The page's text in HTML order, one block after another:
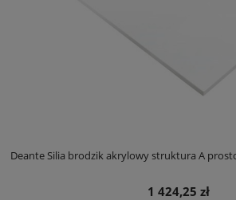
Deante Silia brodzik akrylowy struktura A
1 424,25 zł